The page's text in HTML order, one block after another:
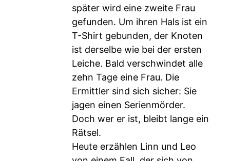
später wird eine zweite Frau
gefunden. Um ihren Hals ist ein
T-Shirt gebunden, der Knoten
ist derselbe wie bei der ersten
Leiche. Bald verschwindet alle
zehn Tage eine Frau. Die
Ermittler sind sich sicher: Sie
jagen einen Serienmörder.
Doch wer er ist, bleibt lange ein
Rätsel.
Heute erzählen Linn und Leo